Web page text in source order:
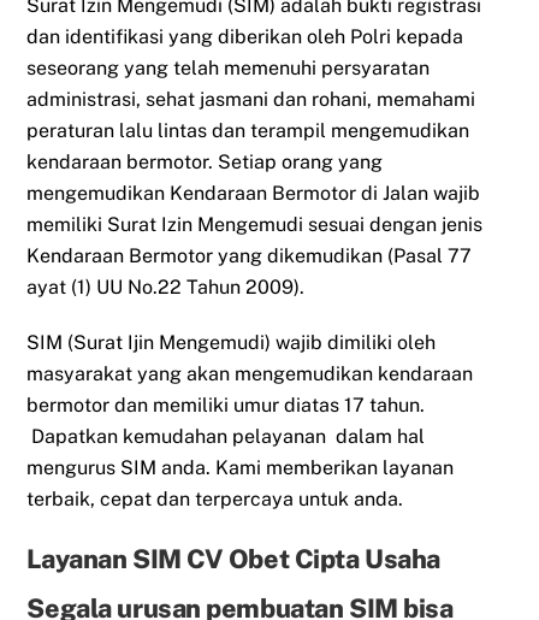
Surat Izin Mengemudi (SIM) adalah bukti registrasi
dan identifikasi yang diberikan oleh Polri kepada
seseorang yang telah memenuhi persyaratan
administrasi, sehat jasmani dan rohani, memahami
peraturan lalu lintas dan terampil mengemudikan
kendaraan bermotor. Setiap orang yang
mengemudikan Kendaraan Bermotor di Jalan wajib
memiliki Surat Izin Mengemudi sesuai dengan jenis
Kendaraan Bermotor yang dikemudikan (Pasal 77
ayat (1) UU No.22 Tahun 2009).
SIM (Surat Ijin Mengemudi) wajib dimiliki oleh
masyarakat yang akan mengemudikan kendaraan
bermotor dan memiliki umur diatas 17 tahun.
Dapatkan kemudahan pelayanan dalam hal
mengurus SIM anda. Kami memberikan layanan
terbaik, cepat dan terpercaya untuk anda.
Layanan SIM CV Obet Cipta Usaha
Segala urusan pembuatan SIM bisa